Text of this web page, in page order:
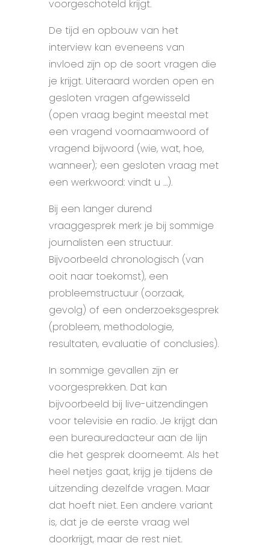
voorgeschoteld krijgt.
De tijd en opbouw van het
interview kan eveneens van
invloed zijn op de soort vragen die
je krijgt. Uiteraard worden open en
gesloten vragen afgewisseld
(open vraag begint meestal met
een vragend voornaamwoord of
vragend bijwoord (wie, wat, hoe,
wanneer); een gesloten vraag met
een werkwoord: vindt u …).
Bij een langer durend
vraaggesprek merk je bij sommige
journalisten een structuur.
Bijvoorbeeld chronologisch (van
ooit naar toekomst), een
probleemstructuur (oorzaak,
gevolg) of een onderzoeksgesprek
(probleem, methodologie,
resultaten, evaluatie of conclusies).
In sommige gevallen zijn er
voorgesprekken. Dat kan
bijvoorbeeld bij live-uitzendingen
voor televisie en radio. Je krijgt dan
een bureauredacteur aan de lijn
die het gesprek doorneemt. Als het
heel netjes gaat, krijg je tijdens de
uitzending dezelfde vragen. Maar
dat hoeft niet. Een andere variant
is, dat je de eerste vraag wel
doorkrijgt, maar de rest niet.